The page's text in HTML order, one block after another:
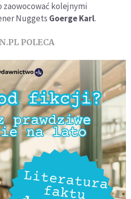
zaowocować kolejnymi
Nuggets Goerge Karl.
POLECA